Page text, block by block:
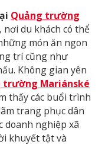
Quảng trường
nơi du khách có thể
món ăn ngon
trí cũng như
Không gian yên
trường Mariánské
thấy các buổi trình
trang phục dân
doanh nghiệp xã
khuyết tật và